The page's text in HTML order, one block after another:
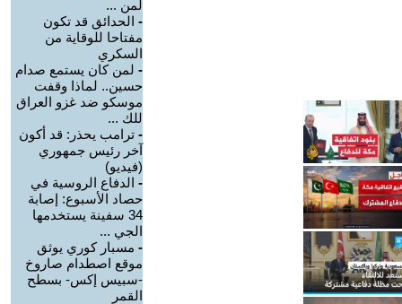
لمن ...
- الحدائق قد تكون
مفتاحا للوقاية من
السكري
- لمن كان يستمع صدام
حسين.. لماذا وقفت
موسكو ضد غزو العراق
للك ...
- ترامب يحذر: قد أكون
آخر رئيس جمهوري
(فيديو)
- الدفاع الروسية في
حصاد الأسبوع: إصابة
34 سفينة يستخدمها
الجي ...
- مسبار كوري يوثق
موقع اصطدام صاروخ
-سبيس إكس- بسطح
القمر